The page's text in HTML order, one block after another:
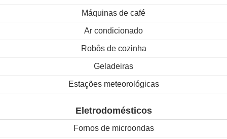
Máquinas de café
Ar condicionado
Robôs de cozinha
Geladeiras
Estações meteorológicas
Eletrodomésticos
Fornos de microondas